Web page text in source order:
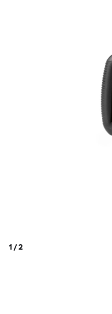
1 / 2